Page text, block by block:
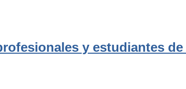
y estudiantes de